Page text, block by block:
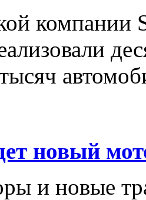
компании
новый
и новые